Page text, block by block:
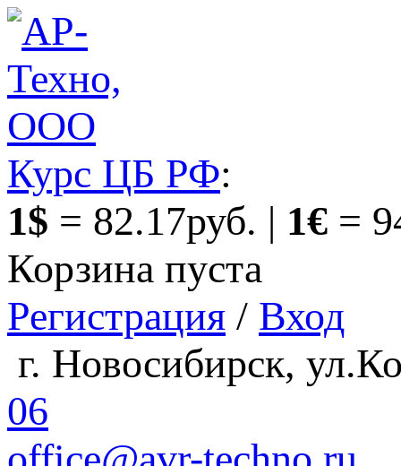
Курс ЦБ РФ:
1$ = 82.17руб. | 1€ =
Корзина пуста
Регистрация / Вход
г. Новосибирск,
06